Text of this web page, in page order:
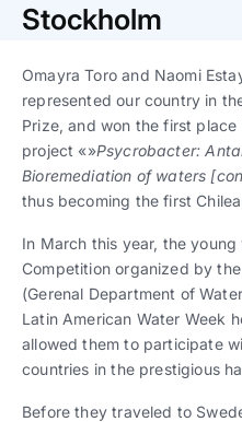
Trabaja con nosotros
Ver todo
Ver todas
Ver todas
progresivos de
Ver todos
Stockholm
Omayra Toro and Naomi
represented our country in
Prize, and won the first
project «»Psycrobacter:
Bioremediation of waters
thus becoming the first
In March this year, the
Competition organized by
(Gerenal Department of
Latin American Water Week
allowed them to participate
countries in the prestigious
Before they traveled to